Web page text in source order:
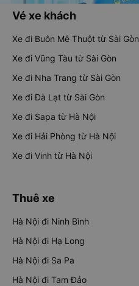
Vé xe khách
Xe đi Buôn Mê Thuột từ Sài Gòn
Xe đi Vũng Tàu từ Sài Gòn
Xe đi Nha Trang từ Sài Gòn
Xe đi Đà Lạt từ Sài Gòn
Xe đi Sapa từ Hà Nội
Xe đi Hải Phòng từ Hà Nội
Xe đi Vinh từ Hà Nội
Thuê xe
Hà Nội đi Ninh Bình
Hà Nội đi Hạ Long
Hà Nội đi Sa Pa
Hà Nội đi Tam Đảo